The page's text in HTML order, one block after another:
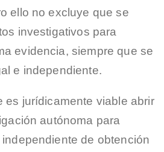
ello no excluye que se
investigativos para
evidencia, siempre que se
e independiente.
es jurídicamente viable abrir
autónoma para
de obtención